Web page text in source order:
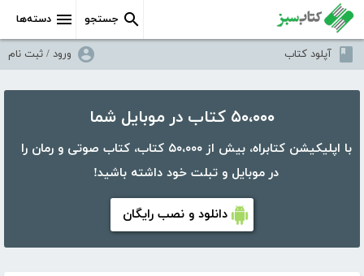
دسته‌ها جستجو
آپلود کتاب ورود / ثبت نام
۵۰،۰۰۰ کتاب در موبایل شما
با اپلیکیشن کتابراه، بیش از ۵۰،۰۰۰ کتاب، کتاب صوتی و رمان را
در موبایل و تبلت خود داشته باشید!
دانلود و نصب رایگان